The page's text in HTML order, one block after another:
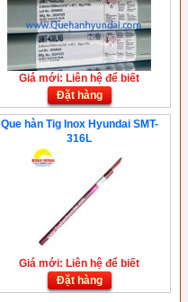
Giá mới: Liên hệ để biết
Đặt hàng
Que hàn Tig Inox Hyundai SMT-
316L
Giá mới: Liên hệ để biết
Đặt hàng